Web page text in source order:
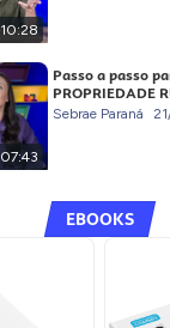
10:28
07:43
Passo a passo
PROPRIEDADE
Sebrae Paraná
EBOOKS